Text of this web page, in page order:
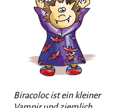
Biracoloc ist ein kleiner